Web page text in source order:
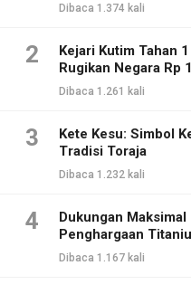
Dibaca 1.374 kali
2
Kejari Kutim Tahan
Rugikan Negara Rp
Dibaca 1.261 kali
3
Kete Kesu: Simbol
Tradisi Toraja
Dibaca 1.232 kali
4
Dukungan Maksimal
Penghargaan
Dibaca 1.167 kali